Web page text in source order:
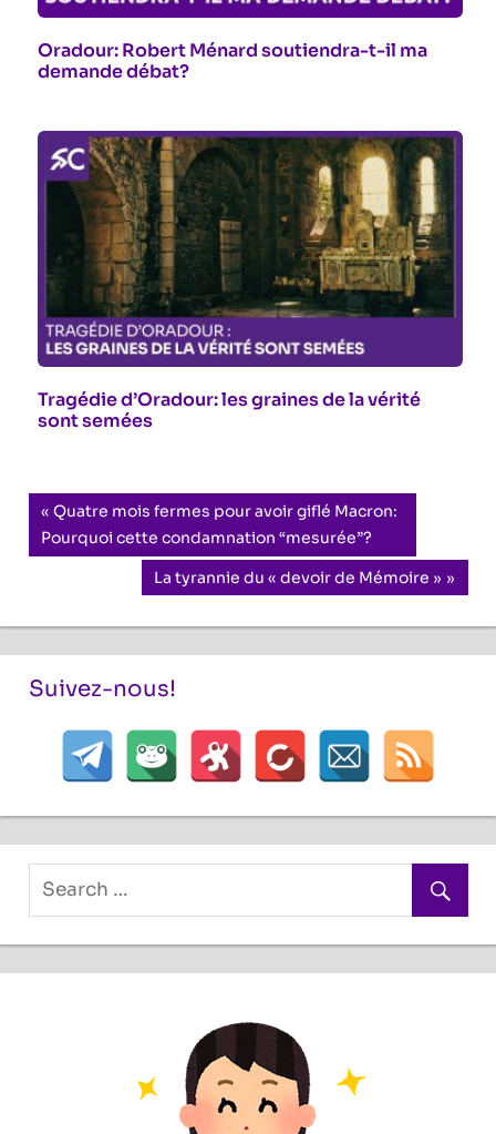
Oradour: Robert Ménard soutiendra-t-il ma
demande débat?
Tragédie d’Oradour: les graines de la vérité
sont semées
Navigation
de
l’article
Previous
Post:
Quatre mois fermes pour avoir giflé Macron:
Pourquoi cette condamnation “mesurée”?
Next
La tyrannie du « devoir de Mémoire »
Suivez-nous!